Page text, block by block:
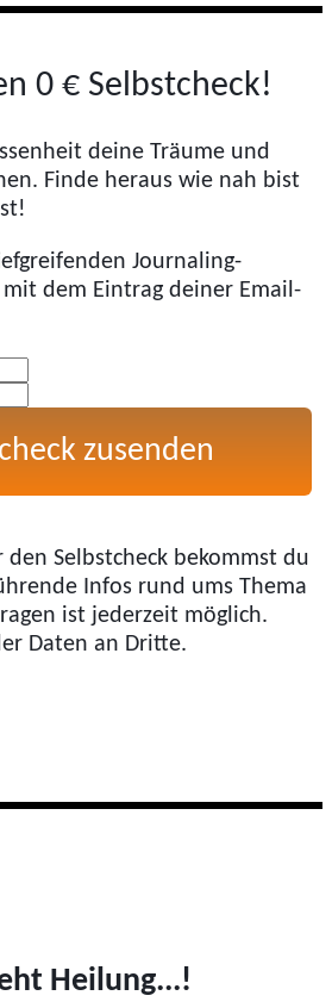
0 € Selbstcheck!
deine Träume und
Finde heraus wie nah bist
Journaling-
mit dem Eintrag deiner Email-
zusenden
Selbstcheck bekommst du
Infos rund ums Thema
ist jederzeit möglich.
Daten an Dritte.
Heilung...!